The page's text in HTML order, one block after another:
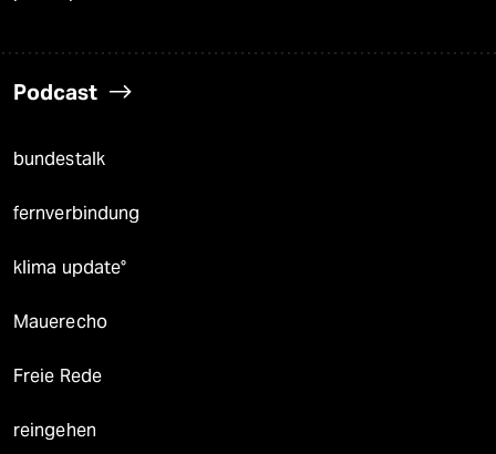
Podcast
bundestalk
fernverbindung
klima update°
Mauerecho
Freie Rede
reingehen